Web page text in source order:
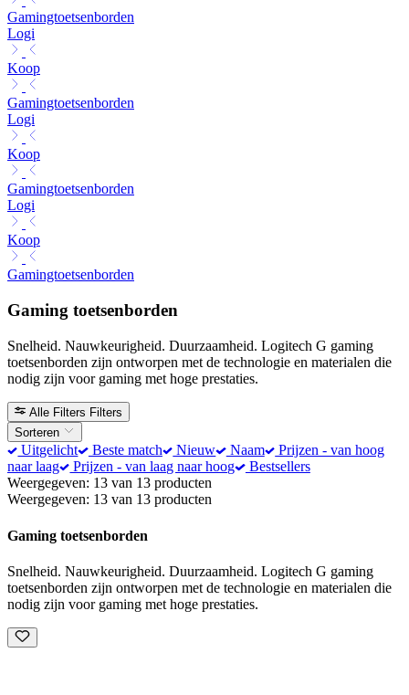
Gamingtoetsenborden
Logi
Koop
Gamingtoetsenborden
Logi
Koop
Gamingtoetsenborden
Logi
Koop
Gamingtoetsenborden
Gaming toetsenborden
Snelheid. Nauwkeurigheid. Duurzaamheid. Logitech G gaming
toetsenborden zijn ontworpen met de technologie en materialen die
nodig zijn voor gaming met hoge prestaties.
Alle Filters Filters
Sorteren
Uitgelicht Beste match Nieuw Naam
Prijzen - van hoog
naar laag
Prijzen - van laag naar hoog
Bestsellers
Weergegeven: 13 van 13 producten
Weergegeven: 13 van 13 producten
Gaming toetsenborden
Snelheid. Nauwkeurigheid. Duurzaamheid. Logitech G gaming
toetsenborden zijn ontworpen met de technologie en materialen die
nodig zijn voor gaming met hoge prestaties.